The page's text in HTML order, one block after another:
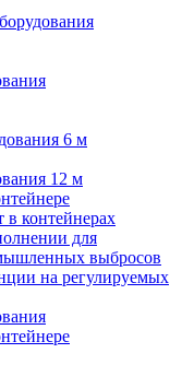
6 м
12 м
контейнерах
для
выбросов
на регулируемых